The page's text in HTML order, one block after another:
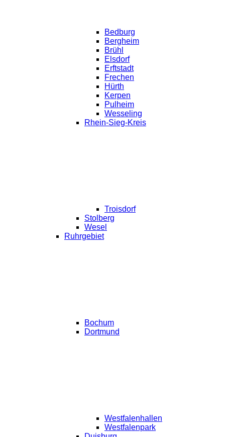
Bedburg
Bergheim
Brühl
Elsdorf
Erftstadt
Frechen
Hürth
Kerpen
Pulheim
Wesseling
Rhein-Sieg-Kreis
Troisdorf
Stolberg
Wesel
Ruhrgebiet
Bochum
Dortmund
Westfalenhallen
Westfalenpark